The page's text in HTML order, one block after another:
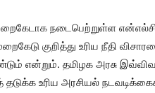
நடைபெற்றுள்ள
குறித்து உரிய நீதி
என்றும். தமிழக அரசு
உரிய அரசியல்